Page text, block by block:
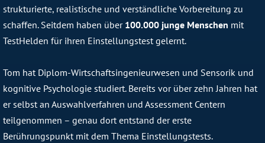
strukturierte, realistische und verständliche Vorbereitung zu
schaffen. Seitdem haben über 100.000 junge Menschen mit
TestHelden für ihren Einstellungstest gelernt.
Tom hat Diplom-Wirtschaftsingenieurwesen und Sensorik und
kognitive Psychologie studiert. Bereits vor über zehn Jahren hat
er selbst an Auswahlverfahren und Assessment Centern
teilgenommen – genau dort entstand der erste
Berührungspunkt mit dem Thema Einstellungstests.